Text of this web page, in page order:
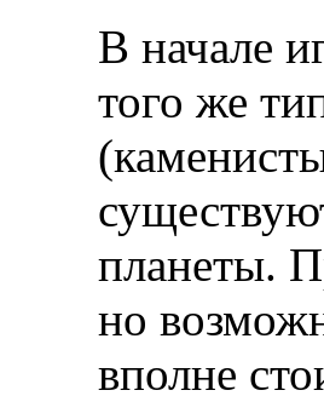
В начале
того же
планеты.
но
вполне